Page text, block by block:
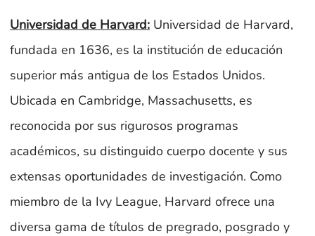
Universidad de Harvard: Universidad de Harvard,
fundada en 1636, es la institución de educación
superior más antigua de los Estados Unidos.
Ubicada en Cambridge, Massachusetts, es
reconocida por sus rigurosos programas
académicos, su distinguido cuerpo docente y sus
extensas oportunidades de investigación. Como
miembro de la Ivy League, Harvard ofrece una
diversa gama de títulos de pregrado, posgrado y